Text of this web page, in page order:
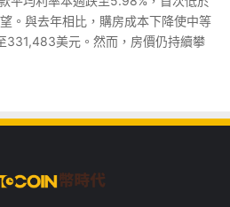
。與去年相比，購房成本下降使中等
331,483美元。然而，房價仍持續攀